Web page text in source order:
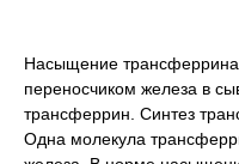
Насыщение
переносчиком железа в
трансферрин. Синтез
Одна молекула